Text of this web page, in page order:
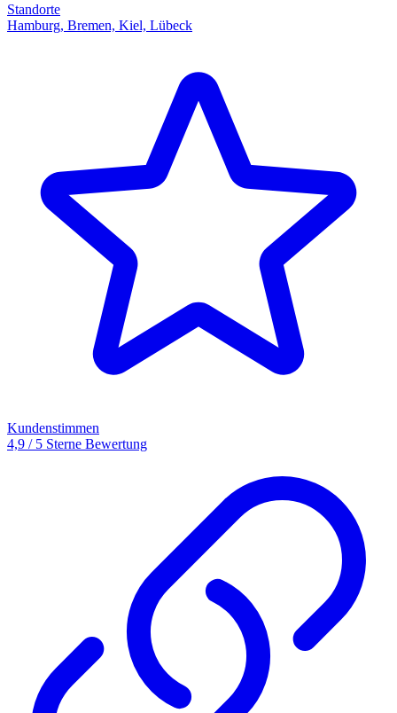
Standorte
Hamburg, Bremen, Kiel, Lübeck
Kundenstimmen
4,9 / 5 Sterne Bewertung